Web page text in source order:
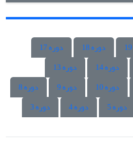
دوره 18
دوره 17
دوره 14
دوره 13
دوره 10 دوره 9
دوره 8
دوره 5 دوره 4
دوره 3